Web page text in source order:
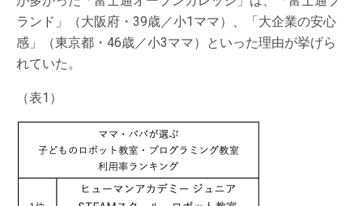
ランド」（大阪府・39歳／小1ママ）、「大企業の安心
感」（東京都・46歳／小3ママ）といった理由が挙げら
れていた。
（表1）